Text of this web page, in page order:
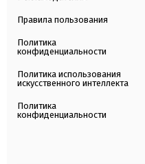
Правила пользования
Политика
конфиденциальности
Политика использования
искусственного интеллекта
Политика
конфиденциальности